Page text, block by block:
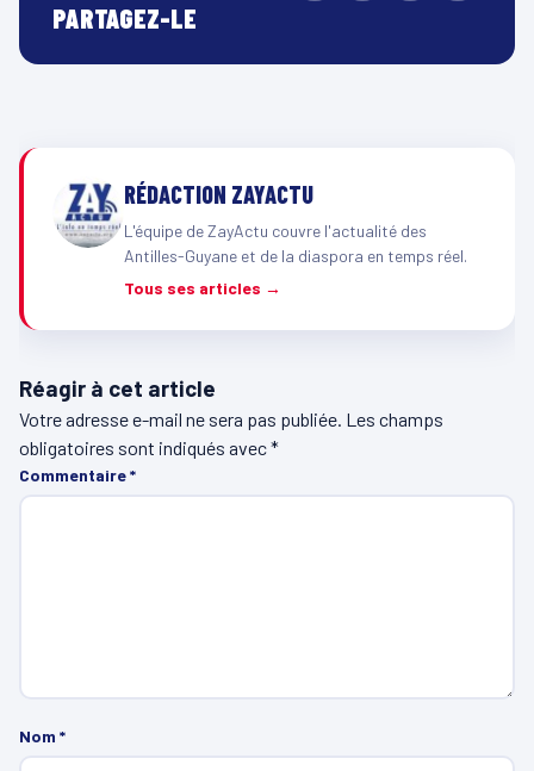
PARTAGEZ-LE
RÉDACTION ZAYACTU
L'équipe de ZayActu couvre l'actualité des
Antilles-Guyane et de la diaspora en temps réel.
Tous ses articles →
Réagir à cet article
Votre adresse e-mail ne sera pas publiée. Les champs
obligatoires sont indiqués avec*
Commentaire*
Nom *